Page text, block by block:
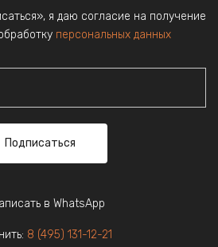
я даю согласие на получение
персональных данных
Подписаться
в WhatsApp
8 (495) 131-12-21